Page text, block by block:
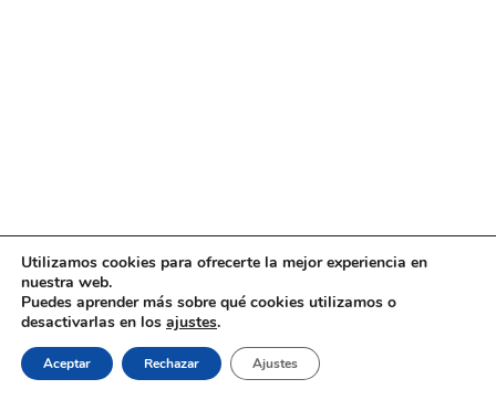
Utilizamos cookies para ofrecerte la mejor experiencia en
nuestra web.
Puedes aprender más sobre qué cookies utilizamos o
desactivarlas en los ajustes.
Aceptar Rechazar Ajustes